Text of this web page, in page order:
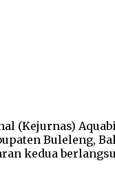
(Kejurnas)
kedua